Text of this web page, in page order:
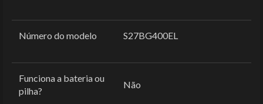
Número do modelo ‎S27BG400EL
Funciona a bateria ou
pilha?
‎Não